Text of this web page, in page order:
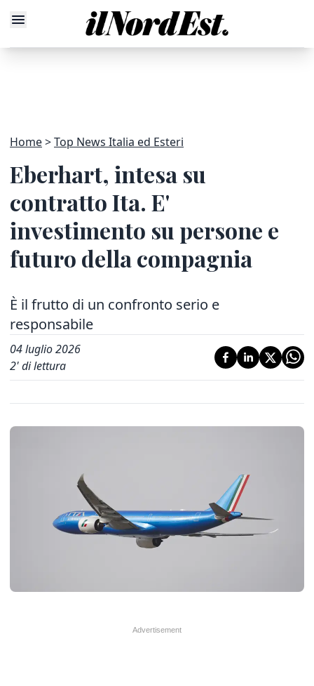
Home Top News Italia ed Esteri
Eberhart, intesa su
contratto Ita. E'
investimento su persone e
futuro della compagnia
È il frutto di un confronto serio e
responsabile
04 luglio 2026
2' di lettura